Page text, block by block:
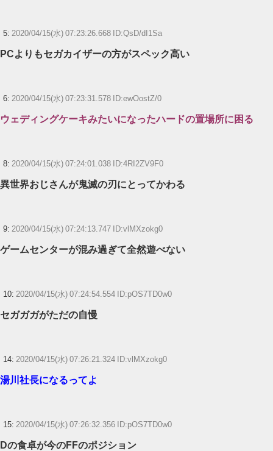
5: 2020/04/15(水) 07:23:26.668 ID:QsD/dI1Sa
PCよりもセガカイザーの方がスペック高い
6: 2020/04/15(水) 07:23:31.578 ID:ewOostZ/0
ウェディングケーキみたいになったハードの置場所に困る
8: 2020/04/15(水) 07:24:01.038 ID:4RI2ZV9F0
異世界おじさんが鬼滅の刃にとってかわる
9: 2020/04/15(水) 07:24:13.747 ID:vlMXzokg0
ゲームセンターが混み過ぎて全然遊べない
10: 2020/04/15(水) 07:24:54.554 ID:pOS7TD0w0
セガガガがただの自慢
14: 2020/04/15(水) 07:26:21.324 ID:vlMXzokg0
湯川社長になるってよ
15: 2020/04/15(水) 07:26:32.356 ID:pOS7TD0w0
Dの食卓が今のFFのポジション